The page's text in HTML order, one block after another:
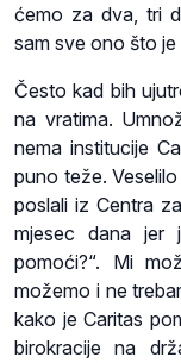
ćemo za dva, tri
sam sve ono što
Često kad bih
na vratima.
nema institucije
puno teže.
poslali iz Centra
mjesec dana jer
pomoći?“. Mi
možemo i ne
kako je Caritas
birokracije na